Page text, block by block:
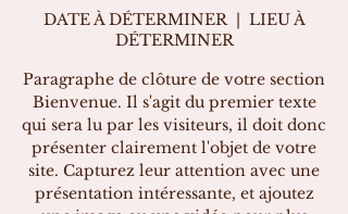
DATE À DÉTERMINER
  |
LIEU À
DÉTERMINER
Paragraphe de clôture de votre section
Bienvenue. Il s'agit du premier texte
qui sera lu par les visiteurs, il doit donc
présenter clairement l'objet de votre
site. Capturez leur attention avec une
présentation intéressante, et ajoutez